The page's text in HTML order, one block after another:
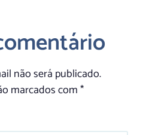
não será publicado.
marcados com*